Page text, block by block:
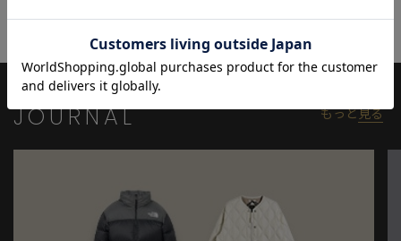
裾のドローコードを絞ればシルエットの変化を楽しめ、フロント
のカンガルーポケットは手元を温めるのにも便利です。
モデル:身長:181cm バスト:89cm ウエスト:67cm ヒップ:89cm 着
※照明・光の加減、PCやスマートフォンなどの環境により、製品
※画像はサンプルのため、色味やサイズ等の仕様が変更になる場
合がございます。
※サイズは弊社規定の採寸によって記載しておりますが、若干の
JOURNAL もっと見る